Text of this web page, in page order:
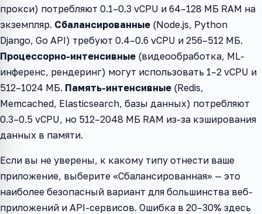
прокси) потребляют 0.1–0.3 vCPU и 64–128 МБ RAM на
экземпляр. Сбалансированные (Node.js, Python
Django, Go API) требуют 0.4–0.6 vCPU и 256–512 МБ.
Процессорно-интенсивные (видеообработка, ML-
инференс, рендеринг) могут использовать 1–2 vCPU и
512–1024 МБ. Память-интенсивные (Redis,
Memcached, Elasticsearch, базы данных) потребляют
0.3–0.5 vCPU, но 512–2048 МБ RAM из-за кэширования
данных в памяти.
Если вы не уверены, к какому типу отнести ваше
приложение, выберите «Сбалансированная» — это
наиболее безопасный вариант для большинства веб-
приложений и API-сервисов. Ошибка в 20–30% здесь